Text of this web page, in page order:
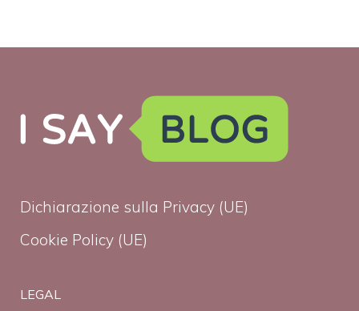
Dichiarazione sulla Privacy (UE)
Cookie Policy (UE)
LEGAL